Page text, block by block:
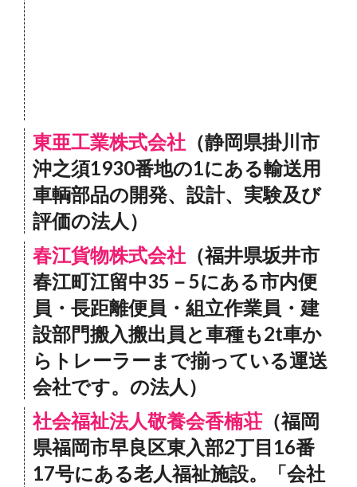
東亜工業株式会社 （静岡県掛川市
沖之須1930番地の1にある輸送用
車輌部品の開発、設計、実験及び
評価の法人）
春江貨物株式会社 （福井県坂井市
春江町江留中35－5にある市内便
員・長距離便員・組立作業員・建
設部門搬入搬出員と車種も2t車か
らトレーラーまで揃っている運送
会社です。の法人）
社会福祉法人敬養会香楠荘 （福岡
県福岡市早良区東入部2丁目16番
17号にある老人福祉施設。「会社